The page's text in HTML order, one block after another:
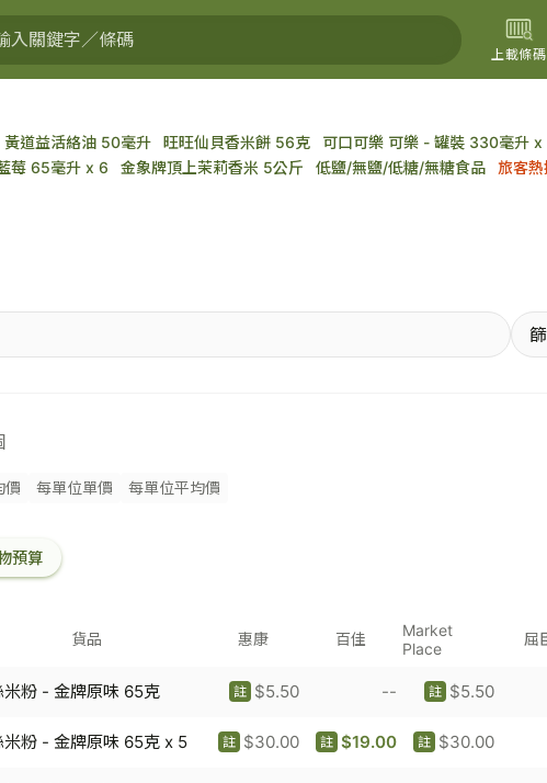
上載條碼
上載圖片
黃道益活絡油 50毫升 旺旺仙貝香米餅 56克
可口可樂 可樂 - 罐裝 330毫升 x
莓 65毫升 x 6 金象牌頂上茉莉香米 5公斤 低鹽/無鹽/低糖/無糖食品 旅客熱
價 每單位單價 每單位平均價
預算
貨品 惠康 百佳
Market
Place
屈
米粉 - 金牌原味 65克 $5.50
註 -- $5.50
註
米粉 - 金牌原味 65克 x 5 $30.00
註 $19.00
註 $30.00
註